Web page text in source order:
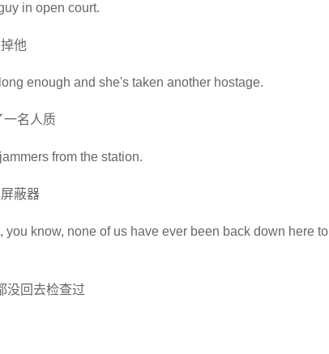
in open court.
他
enough and she's taken another hostage.
一名人质
from the station.
蔽器
you know, none of us have ever been back down here to
没回去检查过